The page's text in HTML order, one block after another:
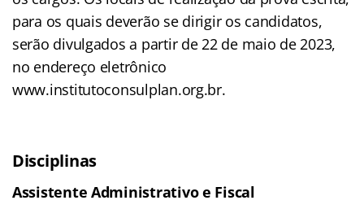
para os quais deverão se dirigir os candidatos,
serão divulgados a partir de 22 de maio de 2023,
no endereço eletrônico
www.institutoconsulplan.org.br.
Disciplinas
Assistente Administrativo e Fiscal